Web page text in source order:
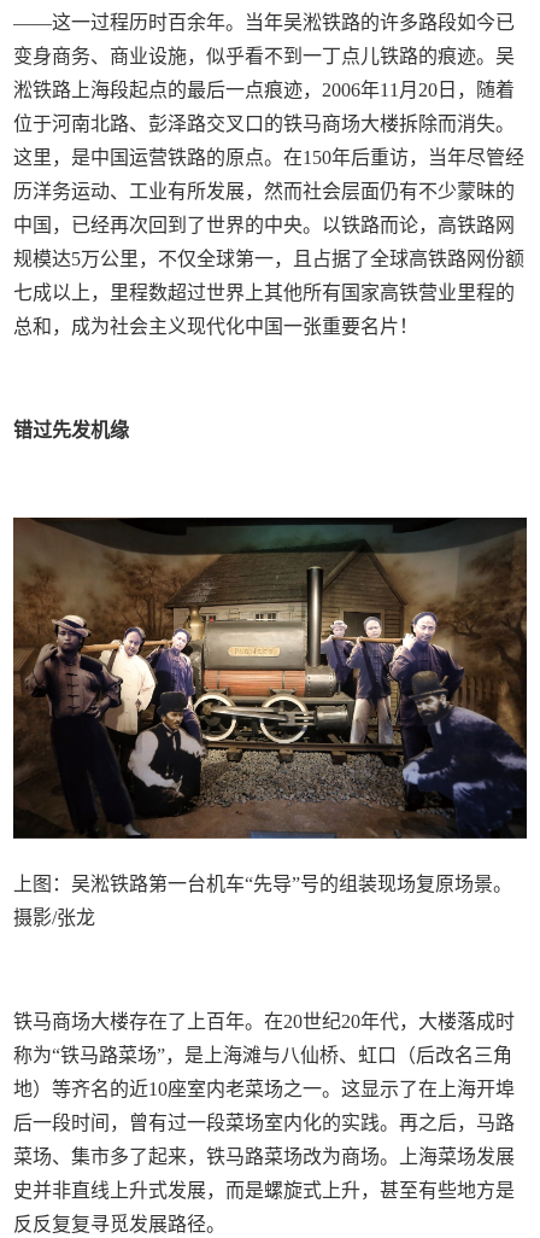
——这一过程历时百余年。当年吴淞铁路的许多路段如今已
变身商务、商业设施，似乎看不到一丁点儿铁路的痕迹。吴
淞铁路上海段起点的最后一点痕迹，2006年11月20日，随着
位于河南北路、彭泽路交叉口的铁马商场大楼拆除而消失。
这里，是中国运营铁路的原点。在150年后重访，当年尽管经
历洋务运动、工业有所发展，然而社会层面仍有不少蒙昧的
中国，已经再次回到了世界的中央。以铁路而论，高铁路网
规模达5万公里，不仅全球第一，且占据了全球高铁路网份额
七成以上，里程数超过世界上其他所有国家高铁营业里程的
总和，成为社会主义现代化中国一张重要名片！
错过先发机缘
上图：吴淞铁路第一台机车“先导”号的组装现场复原场景。
摄影/张龙
铁马商场大楼存在了上百年。在20世纪20年代，大楼落成时
称为“铁马路菜场”，是上海滩与八仙桥、虹口（后改名三角
地）等齐名的近10座室内老菜场之一。这显示了在上海开埠
后一段时间，曾有过一段菜场室内化的实践。再之后，马路
菜场、集市多了起来，铁马路菜场改为商场。上海菜场发展
史并非直线上升式发展，而是螺旋式上升，甚至有些地方是
反反复复寻觅发展路径。